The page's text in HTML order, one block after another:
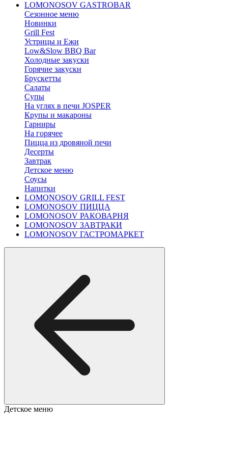
LOMONOSOV GASTROBAR
Сезонное меню
Новинки
Grill Fest
Устрицы и Ежи
Low&Slow BBQ Bar
Холодные закуски
Горячие закуски
Брускетты
Салаты
Супы
На углях в печи JOSPER
Крупы и макароны
Гарниры
На горячее
Пицца из дровяной печи
Десерты
Завтрак
Детское меню
Соусы
Напитки
LOMONOSOV GRILL FEST
LOMONOSOV ПИЦЦА
LOMONOSOV РАКОВАРНЯ
LOMONOSOV ЗАВТРАКИ
LOMONOSOV ГАСТРОМАРКЕТ
Детское меню